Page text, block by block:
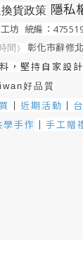
貨政策 隱私
坊 統編：
間） 彰化市辭修
，堅持自家設
好品質
｜ 近期活動 ｜
手作 ｜ 手工贈